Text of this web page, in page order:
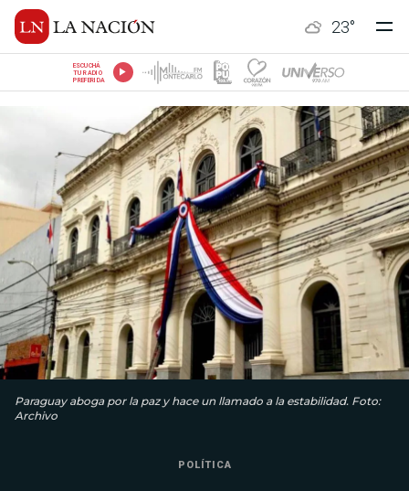
23°
ESCUCHÁ
TU RADIO
PREFERIDA
Paraguay aboga por la paz y hace un llamado a la estabilidad. Foto:
Archivo
POLÍTICA